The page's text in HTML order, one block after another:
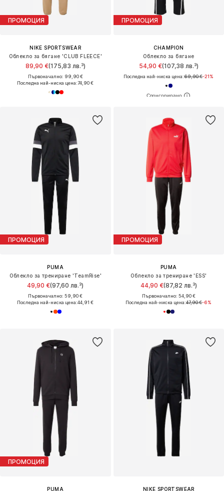
ПРОМОЦИЯ
NIKE SPORTSWEAR
Облекло за бягане 'CLUB FLEECE'
89,90 €(175,83 лв.³)
Първоначално: 99,90 €
Последна най-ниска цена:74,90 €
ПРОМОЦИЯ
CHAMPION
Облекло за бягане
54,90 €(107,38 лв.³)
Последна най-ниска цена:69,90 €-21%
ПРОМОЦИЯ
PUMA
Облекло за трениране 'TeamRise'
49,90 €(97,60 лв.³)
Първоначално: 59,90 €
Последна най-ниска цена:44,91 €
ПРОМОЦИЯ
PUMA
Облекло за трениране 'ESS'
44,90 €(87,82 лв.³)
Първоначално: 54,90 €
Последна най-ниска цена:47,90 €-6%
ПРОМОЦИЯ
PUMA
NIKE SPORTSWEAR